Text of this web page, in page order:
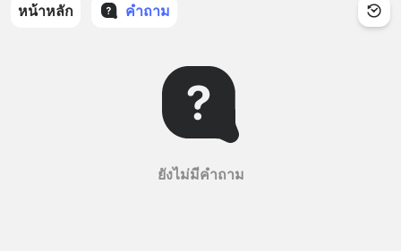
หน้าหลัก คำถาม
ยังไม่มีคำถาม